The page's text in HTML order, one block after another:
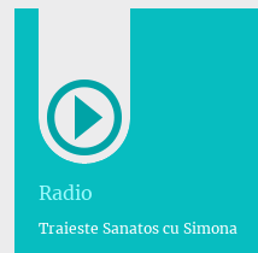
Radio
Traieste Sanatos cu Simona